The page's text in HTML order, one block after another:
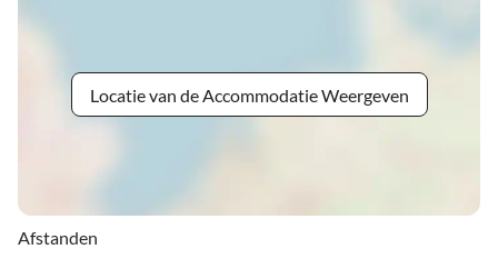
Locatie van de Accommodatie Weergeven
Afstanden